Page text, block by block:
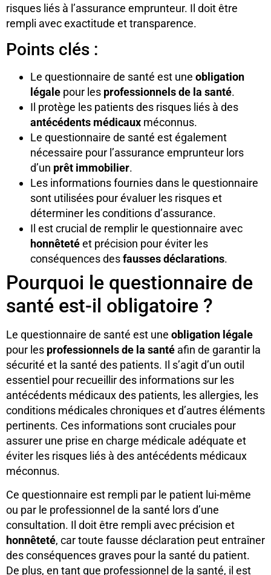
risques liés à l’assurance emprunteur. Il doit être
rempli avec exactitude et transparence.
Points clés :
Le questionnaire de santé est une obligation
légale pour les professionnels de la santé.
Il protège les patients des risques liés à des
antécédents médicaux méconnus.
Le questionnaire de santé est également
nécessaire pour l’assurance emprunteur lors
d’un prêt immobilier.
Les informations fournies dans le questionnaire
sont utilisées pour évaluer les risques et
déterminer les conditions d’assurance.
Il est crucial de remplir le questionnaire avec
honnêtetéet précision pour éviter les
conséquences desfausses déclarations.
Pourquoi le questionnaire de
santé est-il obligatoire ?
Le questionnaire de santé est une obligation légale
pour les professionnels de la santé afin de garantir la
sécurité et la santé des patients. Il s’agit d’un outil
essentiel pour recueillir des informations sur les
antécédents médicaux des patients, les allergies, les
conditions médicales chroniques et d’autres éléments
pertinents. Ces informations sont cruciales pour
assurer une prise en charge médicale adéquate et
éviter les risques liés à des antécédents médicaux
méconnus.
Ce questionnaire est rempli par le patient lui-même
ou par le professionnel de la santé lors d’une
consultation. Il doit être rempli avec précision et
honnêteté, car toute fausse déclaration peut entraîner
des conséquences graves pour la santé du patient.
De plus, en tant que professionnel de la santé, il est